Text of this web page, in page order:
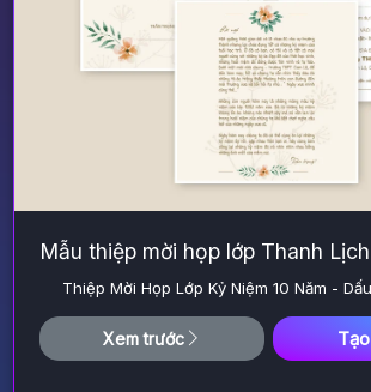
Mẫu thiệp mời họp lớp Thanh
Thiệp Mời Họp Lớp Kỷ Niệm 10 Năm -
Xem trước